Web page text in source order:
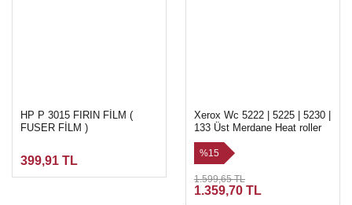
HP P 3015 FIRIN FİLM (
FUSER FİLM )
399,91 TL
Xerox Wc 5222 | 5225 | 5230 |
133 Üst Merdane Heat roller
%15
1.599,65 TL
1.359,70 TL